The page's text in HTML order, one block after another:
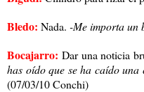
Bledo: Nada. -Me importa un
Bocajarro: Dar una noticia
has oído que se ha caído
(07/03/10 Conchi)